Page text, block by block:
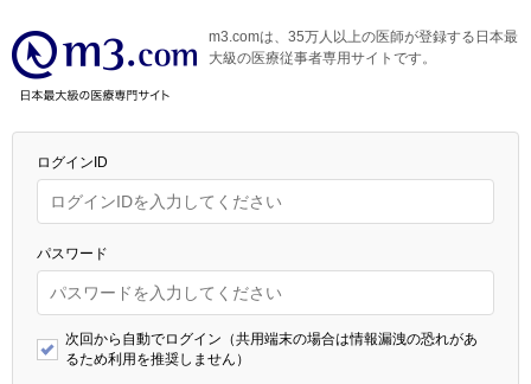
m3.comは、35万人以上の医師が登録する日本最
大級の医療従事者専用サイトです。
ログインID
パスワード
次回から自動でログイン（共用端末の場合は情報漏洩の恐れがあ
るため利用を推奨しません）